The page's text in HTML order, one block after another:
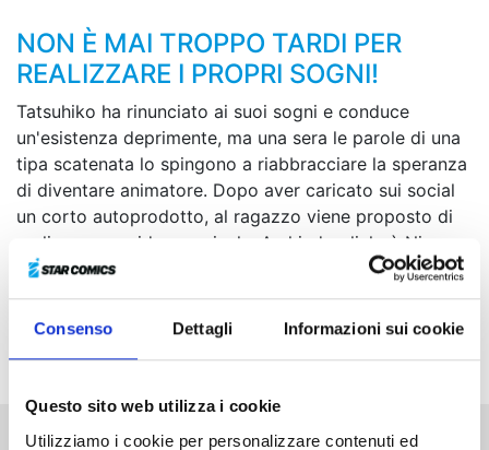
Consenso Dettagli Informazioni sui cookie
Questo sito web utilizza i cookie
Utilizziamo i cookie per personalizzare contenuti ed
NON È MAI TROPPO TARDI PER
REALIZZARE I PROPRI SOGNI!
Tatsuhiko ha rinunciato ai suoi sogni e conduce
un'esistenza deprimente, ma una sera le parole di una
tipa scatenata lo spingono a riabbracciare la speranza
di diventare animatore. Dopo aver caricato sui social
un corto autoprodotto, al ragazzo viene proposto di
realizzare un video musicale. A chiederglielo è Nico, a
cantante di cui è fan da sempre... ovvero la tipa
incontrata quella fatidica sera! Le storie di due giovani
artisti iniziano così a intrecciarsi per seguire il loro